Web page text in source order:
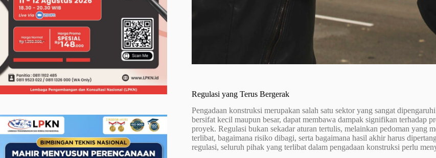
Regulasi yang Terus Bergerak
Pengadaan konstruksi merupakan salah satu sektor yang sangat
bersifat kecil maupun besar, dapat membawa dampak signifikan terhadap
proyek. Regulasi bukan sekadar aturan tertulis, melainkan pedoman yang
terlibat, bagaimana risiko dibagi, serta bagaimana hasil akhir harus
regulasi, seluruh pihak yang terlibat dalam pengadaan konstruksi perlu